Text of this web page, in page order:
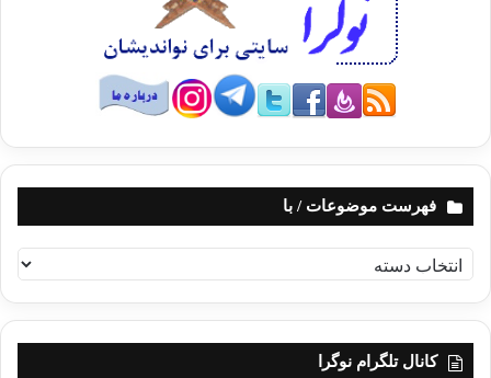
فهرست موضوعات / با
ه
ر
کانال تلگرام نوگرا